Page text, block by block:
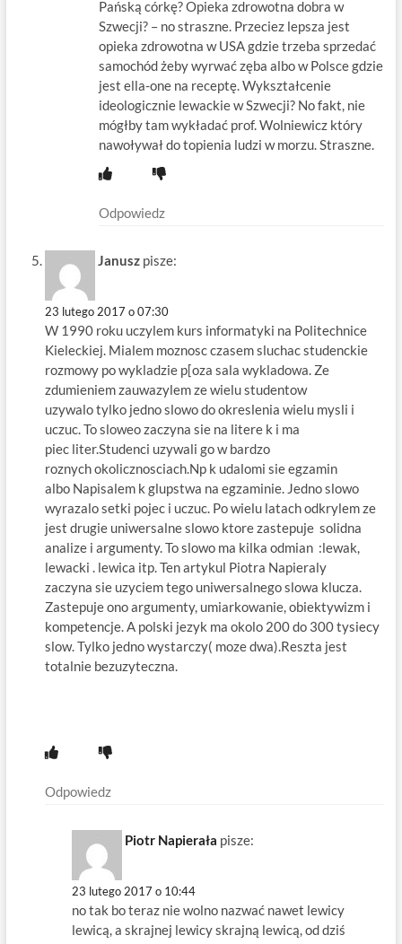
Pańską córkę? Opieka zdrowotna dobra w
Szwecji? – no straszne. Przeciez lepsza jest
opieka zdrowotna w USA gdzie trzeba sprzedać
samochód żeby wyrwać zęba albo w Polsce gdzie
jest ella-one na receptę. Wykształcenie
ideologicznie lewackie w Szwecji? No fakt, nie
mógłby tam wykładać prof. Wolniewicz który
nawoływał do topienia ludzi w morzu. Straszne.
Odpowiedz
Janusz pisze:
23 lutego 2017 o 07:30
W 1990 roku uczylem kurs informatyki na Politechnice
Kieleckiej. Mialem moznosc czasem sluchac studenckie
rozmowy po wykladzie p[oza sala wykladowa. Ze
zdumieniem zauwazylem ze wielu studentow
uzywalo tylko jedno slowo do okreslenia wielu mysli i
uczuc. To sloweo zaczyna sie na litere k i ma
piec liter.Studenci uzywali go w bardzo
roznych okolicznosciach.Np k udalomi sie egzamin
albo Napisalem k glupstwa na egzaminie. Jedno slowo
wyrazalo setki pojec i uczuc. Po wielu latach odkrylem ze
jest drugie uniwersalne slowo ktore zastepuje solidna
analize​ i argumenty. To slowo ma kilka odmian :lewak,
lewacki . lewica itp. Ten artykul Piotra Napieraly
zaczyna sie uzyciem tego uniwersalnego slowa klucza.
Zastepuje ono argumenty, umiarkowanie, obiektywizm i
kompetencje. A polski jezyk ma okolo 200 do 300 tysiecy
slow. Tylko jedno wystarczy( moze dwa).Reszta jest
totalnie bezuzyteczna.
Odpowiedz
Piotr Napierała pisze:
23 lutego 2017 o 10:44
no tak bo teraz nie wolno nazwać nawet lewicy
lewicą, a skrajnej lewicy skrajną lewicą, od dziś